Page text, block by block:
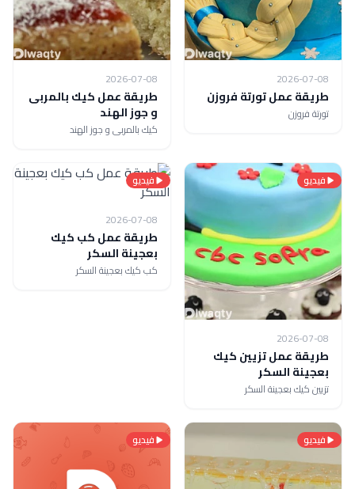
2026-07-08
طريقة عمل تورتة فروزن
تورتة فروزن
2026-07-08
طريقة عمل كيك بالمربى
و جوز الهند
كيك بالمربى و جوز الهند
فيديو
2026-07-08
طريقة عمل تزيين كيك
بعجينة السكر
تزيين كيك بعجينة السكر
فيديو
2026-07-08
طريقة عمل كب كيك
بعجينة السكر
كب كيك بعجينة السكر
فيديو فيديو